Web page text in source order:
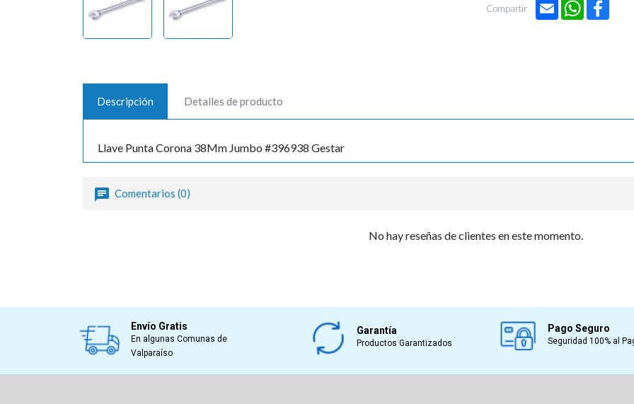
Compartir
Descripción Detalles de producto
Llave Punta Corona 38Mm Jumbo #396938 Gestar
Comentarios (0)
No hay reseñas de clientes en este momento.
Envío Gratis
En algunas Comunas de
Valparaíso
Garantía
Productos Garantizados
Pago Seguro
Seguridad 100% al